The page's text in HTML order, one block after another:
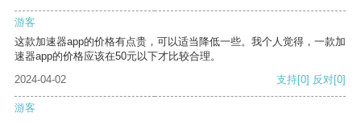
游客
这款加速器app的价格有点贵，可以适当降低一些。我个人觉得，一款加
速器app的价格应该在50元以下才比较合理。
2024-04-02
支持[0] 反对[0]
游客